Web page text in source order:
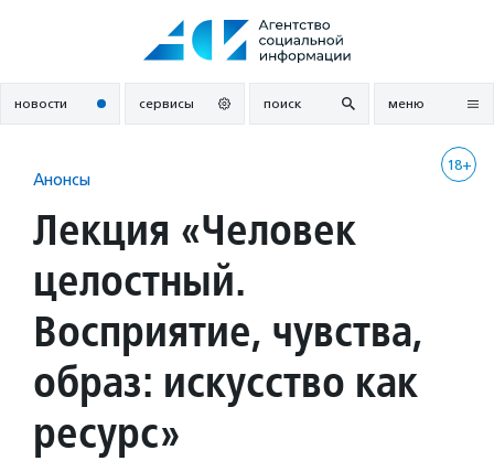
новости сервисы поиск меню
18+
Анонсы
Лекция «Человек
целостный.
Восприятие, чувства,
образ: искусство как
ресурс»